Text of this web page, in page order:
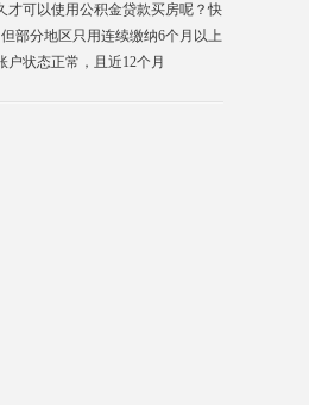
才可以使用公积金贷款买房呢？快
分地区只用连续缴纳6个月以上
状态正常，且近12个月